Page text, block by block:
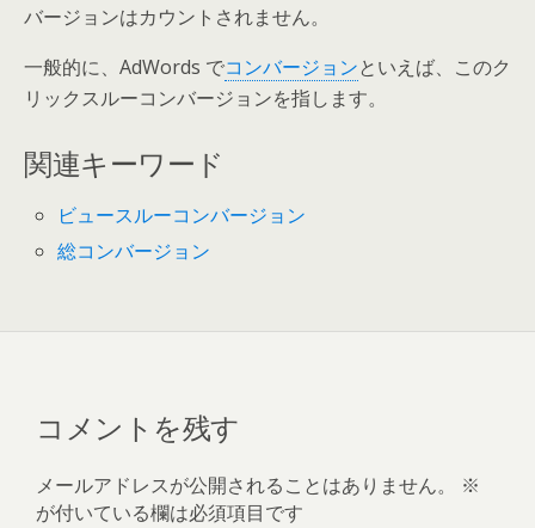
バージョンはカウントされません。
一般的に、AdWords でコンバージョンといえば、このク
リックスルーコンバージョンを指します。
関連キーワード
ビュースルーコンバージョン
総コンバージョン
コメントを残す
メールアドレスが公開されることはありません。
※
が付いている欄は必須項目です